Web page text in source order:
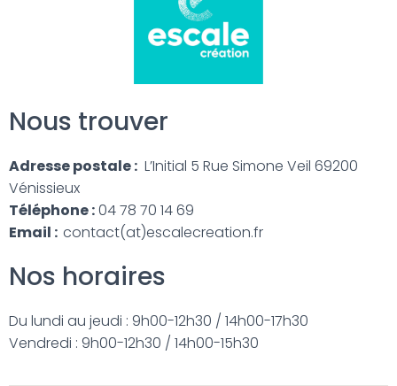
Nous trouver
Adresse postale : L’Initial 5 Rue Simone Veil 69200
Vénissieux
Téléphone :04 78 70 14 69
Email : contact(at)escalecreation.fr
Nos horaires
Du lundi au jeudi : 9h00-12h30 / 14h00-17h30
Vendredi : 9h00-12h30 / 14h00-15h30